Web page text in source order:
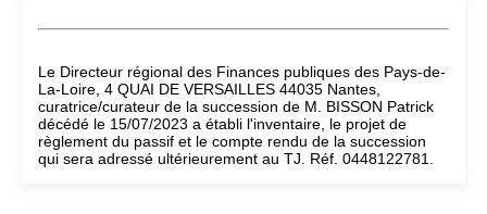
Le Directeur régional des Finances publiques des Pays-de-
La-Loire, 4 QUAI DE VERSAILLES 44035 Nantes,
curatrice/curateur de la succession de M. BISSON Patrick
décédé le 15/07/2023 a établi l'inventaire, le projet de
règlement du passif et le compte rendu de la succession
qui sera adressé ultérieurement au TJ. Réf. 0448122781.